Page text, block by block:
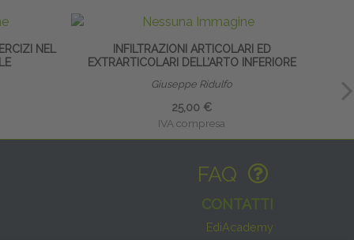
NEL
INFILTRAZIONI ARTICOLARI ED
EXTRARTICOLARI DELL’ARTO INFERIORE
Giuseppe Ridulfo
25,00 €
IVA compresa
FAQ
CONTATTI
EdiAcademy